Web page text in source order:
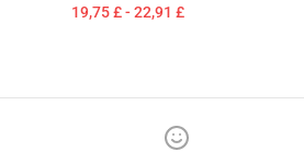
19,75 £ - 22,91 £